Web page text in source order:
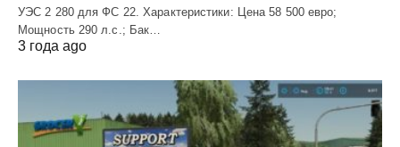
УЭC 2 280 для ФС 22. Характеристики: Цена 58 500 евро;
Мощность 290 л.с.; Бак…
3 года ago